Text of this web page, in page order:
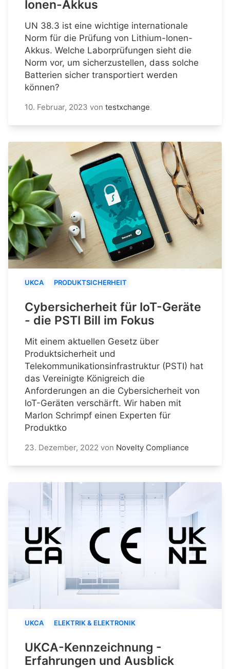
Ionen-Akkus
UN 38.3 ist eine wichtige internationale
Norm für die Prüfung von Lithium-Ionen-
Akkus. Welche Laborprüfungen sieht die
Norm vor, um sicherzustellen, dass solche
Batterien sicher transportiert werden
können?
10. Februar, 2023 von testxchange
UKCA PRODUKTSICHERHEIT
Cybersicherheit für IoT-Geräte
- die PSTI Bill im Fokus
Mit einem aktuellen Gesetz über
Produktsicherheit und
Telekommunikationsinfrastruktur (PSTI) hat
das Vereinigte Königreich die
Anforderungen an die Cybersicherheit von
IoT-Geräten verschärft. Wir haben mit
Marlon Schrimpf einen Experten für
Produktko
23. Dezember, 2022 von Novelty Compliance
UKCA ELEKTRIK & ELEKTRONIK
UKCA-Kennzeichnung -
Erfahrungen und Ausblick